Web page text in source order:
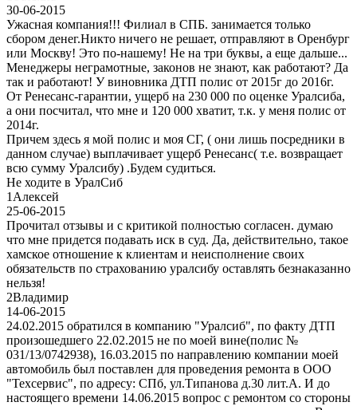
30-06-2015
Ужасная компания!!! Филиал в СПБ. занимается только
сбором денег.Никто ничего не решает, отправляют в Оренбург
или Москву! Это по-нашему! Не на три буквы, а еще дальше...
Менеджеры неграмотные, законов не знают, как работают? Да
так и работают! У виновника ДТП полис от 2015г до 2016г.
От Ренесанс-гарантии, ущерб на 230 000 по оценке Уралсиба,
а они посчитал, что мне и 120 000 хватит, т.к. у меня полис от
2014г.
Причем здесь я мой полис и моя СГ, ( они лишь посредники в
данном случае) выплачивает ущерб Ренесанс( т.е. возвращает
всю сумму Уралсибу) .Будем судиться.
Не ходите в УралСиб
1 Алексей
25-06-2015
Прочитал отзывы и с критикой полностью согласен. думаю
что мне придется подавать иск в суд. Да, действительно, такое
хамское отношение к клиентам и неисполнение своих
обязательств по страхованию уралсибу оставлять безнаказанно
нельзя!
2Владимир
14-06-2015
24.02.2015 обратился в компанию "Уралсиб", по факту ДТП
произошедшего 22.02.2015 не по моей вине(полис №
031/13/0742938), 16.03.2015 по направлению компании моей
автомобиль был поставлен для проведения ремонта в ООО
"Техсервис", по адресу: СПб, ул.Типанова д.30 лит.А. И до
настоящего времени 14.06.2015 вопрос с ремонтом со стороны